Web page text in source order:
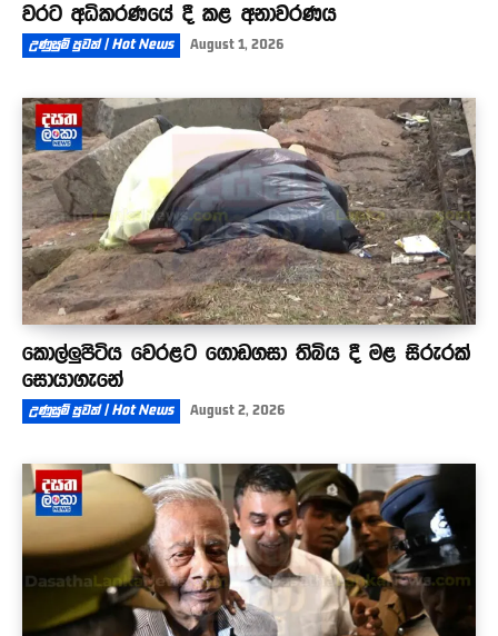
වරට අධිකරණයේ දී කළ අනාවරණය
උණුසුම් පුවත් | Hot News August 1, 2026
කොල්ලුපිටිය වෙරළට ගොඩගසා තිබිය දී මළ සිරුරක්
සොයාගැනේ
උණුසුම් පුවත් | Hot News August 2, 2026